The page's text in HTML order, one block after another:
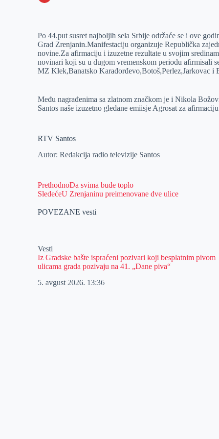
e
r
I
n
s
A
p
a
i
l
Po 44.put susret najboljih sela Srbije održaće se i ove
Grad Zrenjanin.Manifestaciju organizuje Republička
novine.Za afirmaciju i izuzetne rezultate u svojim
novinari koji su u dugom vremenskom periodu afirmisali
MZ Klek,Banatsko Karađorđevo,Botoš,Perlez,Jarkovac i
Među nagrađenima sa zlatnom značkom je i Nikola
Santos naše izuzetno gledane emiisje Agrosat za
RTV Santos
Autor: Redakcija radio televizije Santos
PrethodnoDa svima bude toplo
SledećeU Zrenjaninu preimenovane dve ulice
POVEZANE vesti
Vesti
Iz Gradske bašte ispraćeni pozivari koji besplatnim pivom
ulicama grada pozivaju na 41. „Dane piva“
5. avgust 2026. 13:36